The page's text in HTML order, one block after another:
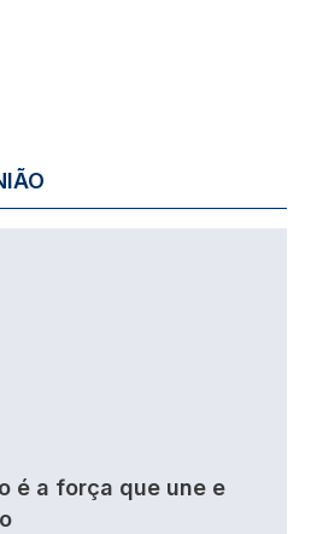
é a força que une e